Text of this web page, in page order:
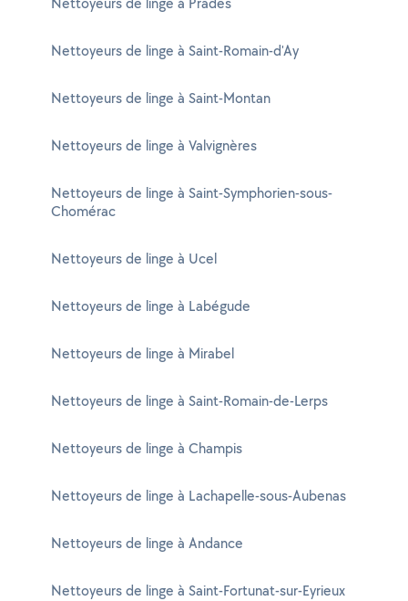
Nettoyeurs de linge à Saint-Romain-d'Ay
Nettoyeurs de linge à Saint-Montan
Nettoyeurs de linge à Valvignères
Nettoyeurs de linge à Saint-Symphorien-sous-
Chomérac
Nettoyeurs de linge à Ucel
Nettoyeurs de linge à Labégude
Nettoyeurs de linge à Mirabel
Nettoyeurs de linge à Saint-Romain-de-Lerps
Nettoyeurs de linge à Champis
Nettoyeurs de linge à Lachapelle-sous-Aubenas
Nettoyeurs de linge à Andance
Nettoyeurs de linge à Saint-Fortunat-sur-Eyrieux